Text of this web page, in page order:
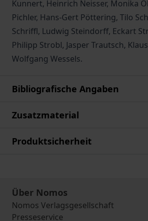
Kunnert, Heinrich Neisser, Monika
Pichler, Hans-Gert Pöttering, Tilo
Schriffl, Ludwig Steindorff, Eckart
Philipp Strobl, Jasper Trautsch,
Wolfgang Wessels.
Bibliografische Angaben
Zusatzmaterial
Produktsicherheit
Über Nomos
Nomos Verlagsgesellschaft
Presseservice